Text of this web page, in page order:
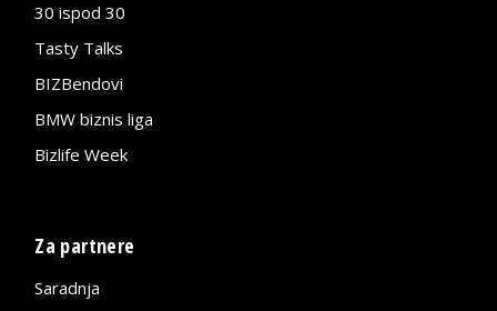
30 ispod 30
Tasty Talks
BIZBendovi
BMW biznis liga
Bizlife Week
Za partnere
Saradnja